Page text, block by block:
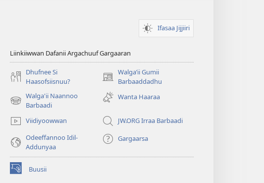
Ifasaa Jijjiiri
Liinkiiwwan Dafanii Argachuuf Gargaaran
Dhufnee Si
Haasofsiisnuu?
Walgaʼii Gumii
Barbaaddadhu
(opens
new
window)
Walga'ii Naannoo
Barbaadi
(opens
window)
Wanta Haaraa
Viidiyoowwan
JW.ORG Irraa Barbaadi
Odeeffannoo Idil-
Addunyaa
Gargaarsa
Buusii
(opens